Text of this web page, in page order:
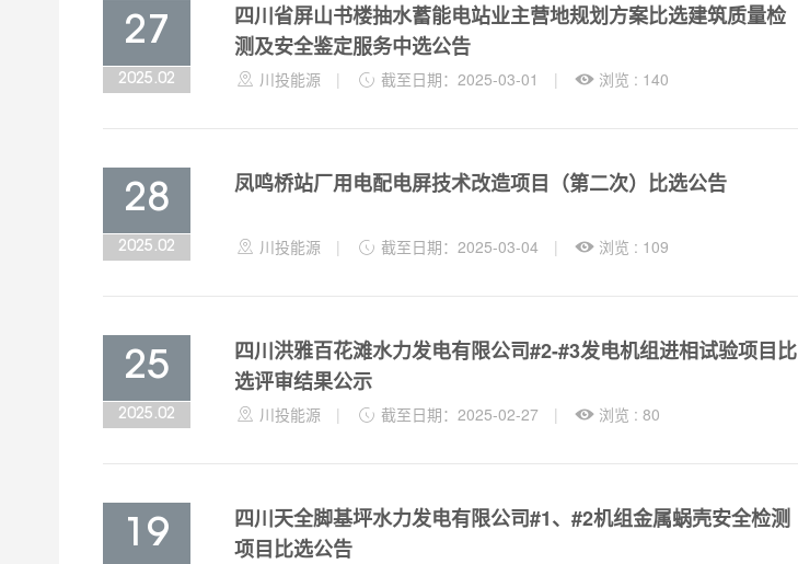
27
2025.02
四川省屏山书楼抽水蓄能电站业主营地规划方案比选建筑质量检
测及安全鉴定服务中选公告
 川投能源 |  截至日期：2025-03-01 |  浏览 : 140
28
2025.02
凤鸣桥站厂用电配电屏技术改造项目（第二次）比选公告
 川投能源 |  截至日期：2025-03-04 |  浏览 : 109
25
2025.02
四川洪雅百花滩水力发电有限公司#2-#3发电机组进相试验项目比
选评审结果公示
 川投能源 |  截至日期：2025-02-27 |  浏览 : 80
19
四川天全脚基坪水力发电有限公司#1、#2机组金属蜗壳安全检测
项目比选公告